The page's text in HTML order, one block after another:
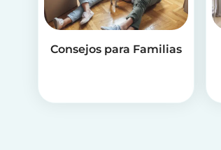
Consejos para Familias